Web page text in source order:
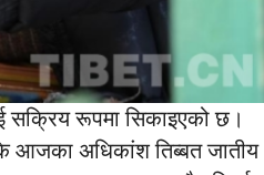
सक्रिय रूपमा सिकाइएको छ।
आजका अधिकांश तिब्बत जातीय